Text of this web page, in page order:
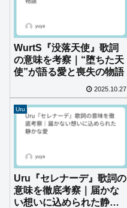
WurtS『没落天使』歌詞
の意味を考察｜“堕ちた天
使”が語る愛と喪失の物語
2025.10.27
Uru
Uru『セレナーデ』歌詞の
意味を徹底考察｜届かな
い想いに込められた静か